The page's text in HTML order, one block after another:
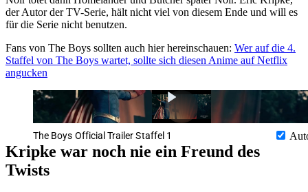
der Autor der TV-Serie, hält nicht viel von diesem Ende und will es
für die Serie nicht benutzen.
Fans von The Boys sollten auch hier hereinschauen: Wer auf die 4.
Staffel von The Boys wartet, sollte sich diesen Anime auf Netflix
angucken
The Boys Official Trailer Staffel 1
Kripke war noch nie ein Freund des
Twists